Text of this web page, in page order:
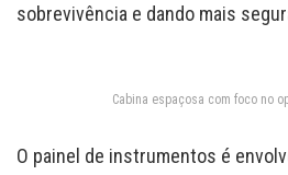
sobrevivência e dando mais
Cabina espaçosa com foco no
O painel de instrumentos é